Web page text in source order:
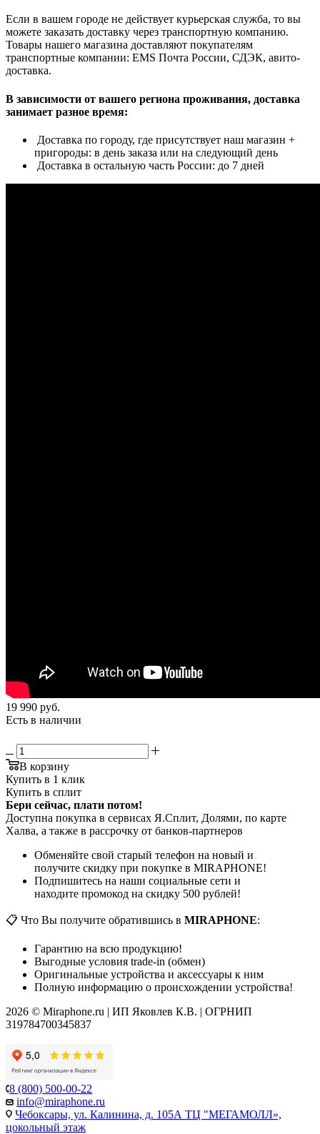
Если в вашем городе не действует курьерская служба, то вы
можете заказать доставку через транспортную компанию.
Товары нашего магазина доставляют покупателям
транспортные компании: EMS Почта России, СДЭК, авито-
доставка.
В зависимости от вашего региона проживания, доставка
занимает разное время:
Доставка по городу, где присутствует наш магазин +
пригороды: в день заказа или на следующий день
Доставка в остальную часть России: до 7 дней
19 990 руб.
Есть в наличии
В корзину
Купить в 1 клик
Купить в сплит
Бери сейчас, плати потом!
Доступна покупка в сервисах Я.Сплит, Долями, по карте
Халва, а также в рассрочку от банков-партнеров
Обменяйте свой старый телефон на новый и
получите скидку при покупке в MIRAPHONE!
Подпишитесь на наши социальные сети и
находите промокод на скидку 500 рублей!
📋 Что Вы получите обратившись в MIRAPHONE:
Гарантию на всю продукцию!
Выгодные условия trade-in (обмен)
Оригинальные устройства и аксессуары к ним
Полную информацию о происхождении устройства!
2026 © Miraphone.ru | ИП Яковлев К.В. | ОГРНИП
319784700345837
8 (800) 500-00-22
info@miraphone.ru
Чебоксары, ул. Калинина, д. 105А ТЦ "МЕГАМОЛЛ»,
цокольный этаж